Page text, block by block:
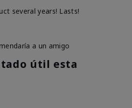
several years! Lasts!
a un amigo
útil esta